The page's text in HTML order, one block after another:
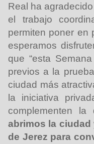
Real ha
el trabajo
permiten poner en
esperamos
que “esta
previos a la
ciudad más
la iniciativa
complementen
abrimos la
de Jerez para